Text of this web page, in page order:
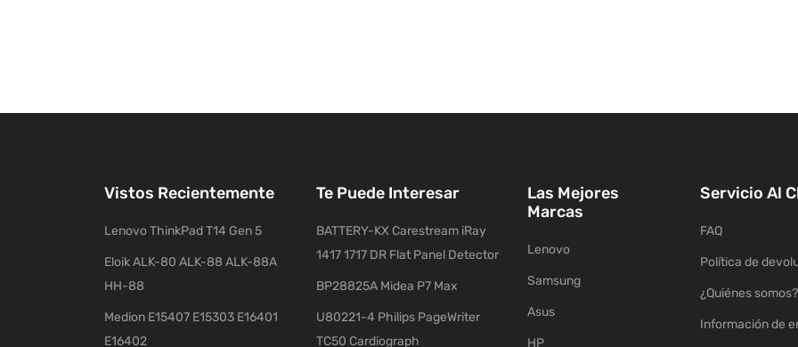
Vistos Recientemente
Lenovo ThinkPad T14 Gen 5
Eloik ALK-80 ALK-88 ALK-88A
HH-88
Medion E15407 E15303 E16401
E16402
Te Puede Interesar
BATTERY-KX Carestream iRay
1417 1717 DR Flat Panel Detector
BP28825A Midea P7 Max
U80221-4 Philips PageWriter
TC50 Cardiograph
Las Mejores
Marcas
Lenovo
Samsung
Asus
HP
Servicio Al
FAQ
Política de
¿Quiénes somos?
Información de